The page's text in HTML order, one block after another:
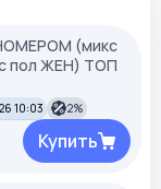
(микс
пол ЖЕН) ТОП
10:03 2%
Купить